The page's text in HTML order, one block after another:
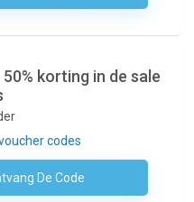
korting in de sale
codes
De Code
Geen Code Nodig